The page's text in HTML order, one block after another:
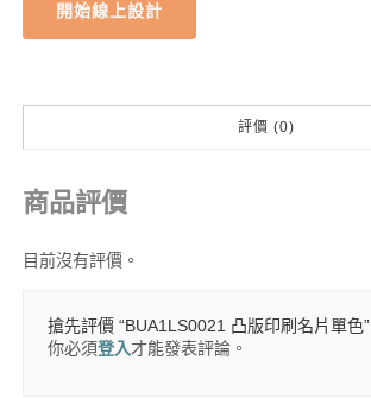
開始線上設計
評價 (0)
商品評價
目前沒有評價。
搶先評價 “BUA1LS0021 凸版印刷名片單色”
你必須登入才能發表評論。